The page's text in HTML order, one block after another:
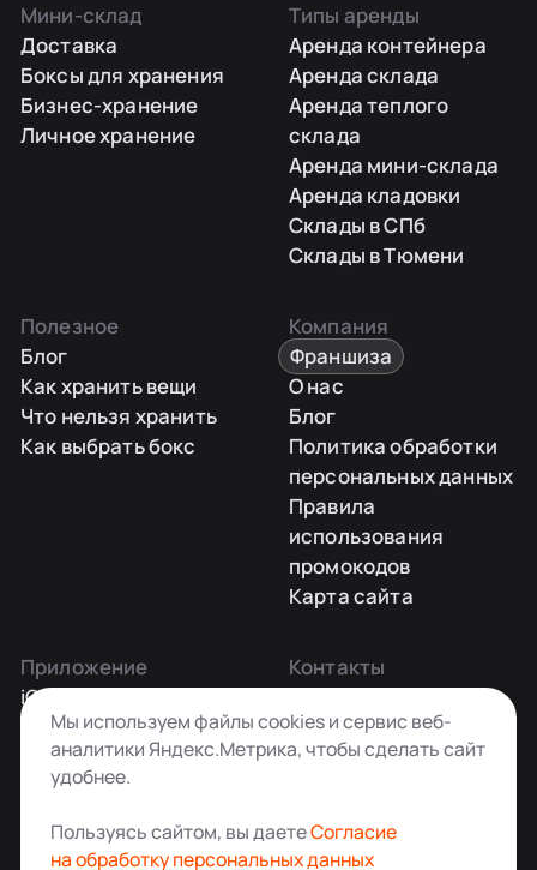
Мини-склад
Доставка
Боксы для хранения
Бизнес-хранение
Личное хранение
Типы аренды
Аренда контейнера
Аренда склада
Аренда теплого
склада
Аренда мини-склада
Аренда кладовки
Склады в СПб
Склады в Тюмени
Полезное
Блог
Как хранить вещи
Что нельзя хранить
Как выбрать бокс
Компания
Франшиза
О нас
Блог
Политика обработки
персональных данных
Правила
использования
промокодов
Карта сайта
Приложение
iOS
Android
Контакты
Заказать звонок
+7 495 181-55-45
info@kladovkin.ru
Мы используем файлы cookies и сервис веб-
аналитики Яндекс.Метрика, чтобы сделать сайт
удобнее.
Пользуясь сайтом, вы даетеСогласие
на обработку персональных данных